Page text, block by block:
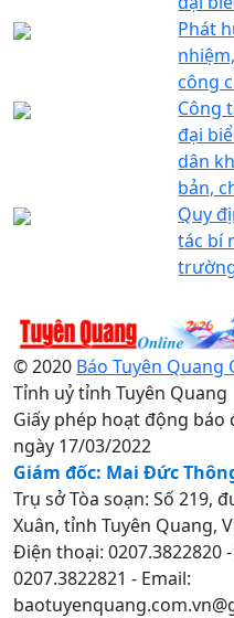
Phát
công
Công
đại
dân
bản,
Quy
tác bí
© 2020 Báo Tuyên Quang
Tỉnh uỷ tỉnh Tuyên Quang
Giấy phép hoạt động báo
ngày 17/03/2022
Giám đốc: Mai Đức
Trụ sở Tòa soạn: Số 219,
Xuân, tỉnh Tuyên Quang,
Điện thoại: 0207.3822820
0207.3822821 - Email: